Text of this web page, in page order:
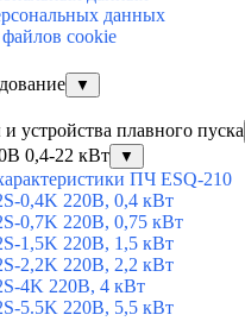
данных
cookie
▼
устройства плавного пуска
0,4-22 кВт ▼
ПЧ ESQ-210
0,4K 220В, 0,4 кВт
0,7K 220В, 0,75 кВт
1,5K 220В, 1,5 кВт
2,2K 220В, 2,2 кВт
4K 220В, 4 кВт
5.5K 220В, 5,5 кВт